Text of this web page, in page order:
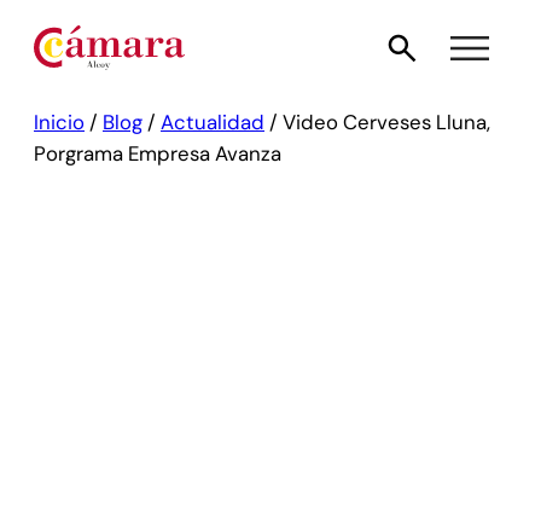
Inicio / Blog / Actualidad / Video Cerveses Lluna,
Porgrama Empresa Avanza